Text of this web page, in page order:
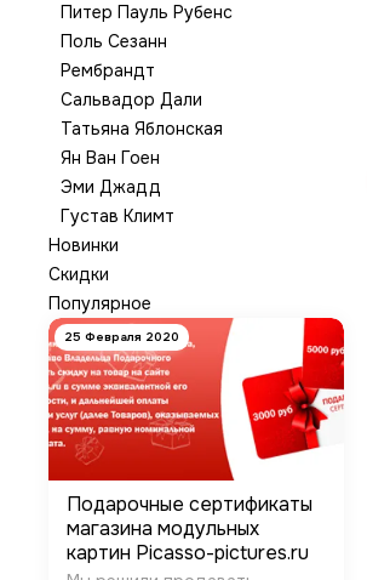
Питер Пауль Рубенс
Поль Сезанн
Рембрандт
Сальвадор Дали
Татьяна Яблонская
Ян Ван Гоен
Эми Джадд
Густав Климт
Новинки
Скидки
Популярное
25 Февраля 2020
Подарочные сертификаты
магазина модульных
картин Picasso-pictures.ru